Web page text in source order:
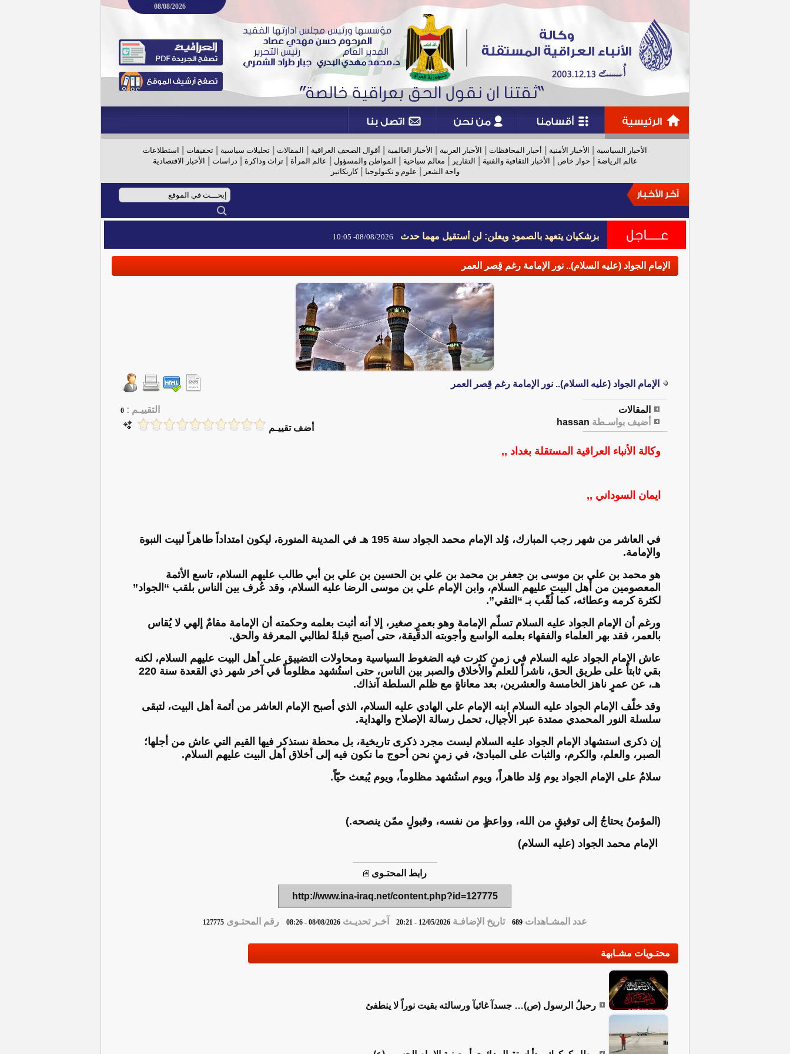
08/08/2026
الأخبار السياسية الأخبار الأمنية أخبار المحافظات الأخبار العربية الأخبار العالمية أقوال الصحف العراقية المقالات تحليلات سياسية تحقيقات
استطلاعات
عالم الرياضة
حوار خاص الأخبار الثقافية والفنية التقارير معالم سياحية المواطن والمسؤول عالم المرأة |تراث وذاكرة دراسات
الأخبار الاقتصادية
واحة الشعر
علوم و تكنولوجيا |كاريكاتير
بزشكيان يتعهد بالصمود ويعلن: لن أستقيل مهما حدث 08/08/2026- 10:05
بزشكيان يتعهد بالصمود ويعلن: لن أستقيل مهما حدث 08/08/2026- 10:05
الإمام الجواد (عليه السلام).. نور الإمامة رغم قِصر العمر
الإمام الجواد (عليه السلام).. نور الإمامة رغم قِصر العمر
المقالات التقييـم : 0
أضيف بواسـطة hassan
أضف تقييـم
وكالة الأنباء العراقية المستقلة بغداد ,,
ايمان السوداني ,,
في العاشر من شهر رجب المبارك، وُلد الإمام محمد الجواد سنة 195 هـ في المدينة المنورة، ليكون امتداداً طاهراً لبيت النبوة
والإمامة.
هو محمد بن علي بن موسى بن جعفر بن محمد بن علي بن الحسين بن علي بن أبي طالب عليهم السلام، تاسع الأئمة
المعصومين من أهل البيت عليهم السلام، وابن الإمام علي بن موسى الرضا عليه السلام، وقد عُرف بين الناس بلقب “الجواد”
لكثرة كرمه وعطائه، كما لُقّب بـ “التقي”.
ورغم أن الإمام الجواد عليه السلام تسلّم الإمامة وهو بعمرٍ صغير، إلا أنه أثبت بعلمه وحكمته أن الإمامة مقامٌ إلهي لا يُقاس
بالعمر، فقد بهر العلماء والفقهاء بعلمه الواسع وأجوبته الدقيقة، حتى أصبح قبلةً لطالبي المعرفة والحق.
عاش الإمام الجواد عليه السلام في زمنٍ كثرت فيه الضغوط السياسية ومحاولات التضييق على أهل البيت عليهم السلام، لكنه
بقي ثابتاً على طريق الحق، ناشراً للعلم والأخلاق والصبر بين الناس، حتى استُشهد مظلوماً في آخر شهر ذي القعدة سنة 220
هـ، عن عمرٍ ناهز الخامسة والعشرين، بعد معاناةٍ مع ظلم السلطة آنذاك.
وقد خلّف الإمام الجواد عليه السلام ابنه الإمام علي الهادي عليه السلام، الذي أصبح الإمام العاشر من أئمة أهل البيت، لتبقى
سلسلة النور المحمدي ممتدة عبر الأجيال، تحمل رسالة الإصلاح والهداية.
إن ذكرى استشهاد الإمام الجواد عليه السلام ليست مجرد ذكرى تاريخية، بل محطة نستذكر فيها القيم التي عاش من أجلها؛
الصبر، والعلم، والكرم، والثبات على المبادئ، في زمنٍ نحن أحوج ما نكون فيه إلى أخلاق أهل البيت عليهم السلام.
سلامٌ على الإمام الجواد يوم وُلد طاهراً، ويوم استُشهد مظلوماً، ويوم يُبعث حيّاً.
(المؤمنُ يحتاجُ إلى توفيقٍ من الله، وواعظٍ من نفسه، وقبولٍ ممّن ينصحه.)
الإمام محمد الجواد (عليه السلام)
رابط المحتـوى
http://www.ina-iraq.net/content.php?id=127775
عدد المشـاهدات689 تاريخ الإضافـة12/05/2026 - 20:21 آخـر تحديـث08/08/2026 - 08:26 رقم المحتـوى127775
محتـويات مشـابهة
رحيلُ الرسول (ص)… جسدآ غائبآ ورسالته بقيت نوراً لا ينطفئ